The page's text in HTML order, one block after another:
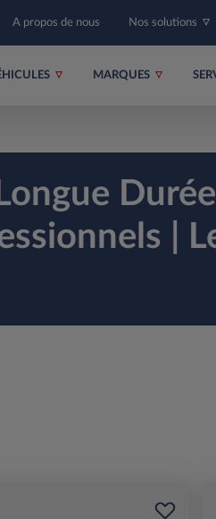
A propos de nous Nos solutions
MARQUES
|